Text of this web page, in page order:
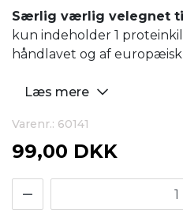
Særlig værlig velegnet
kun indeholder 1
håndlavet og af
Læs mere
Varenr.: 60141
99,00 DKK